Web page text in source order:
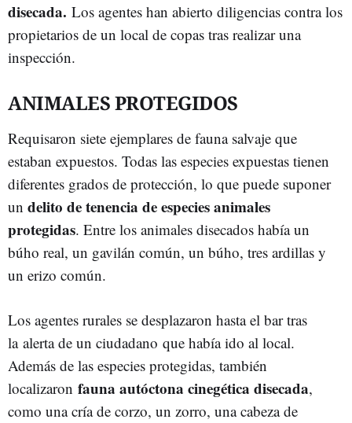
disecada. Los agentes han abierto diligencias contra los
propietarios de un local de copas tras realizar una
inspección.
ANIMALES PROTEGIDOS
Requisaron siete ejemplares de fauna salvaje que
estaban expuestos. Todas las especies expuestas tienen
diferentes grados de protección, lo que puede suponer
un delito de tenencia de especies animales
protegidas. Entre los animales disecados había un
búho real, un gavilán común, un búho, tres ardillas y
un erizo común.
Los agentes rurales se desplazaron hasta el bar tras
la alerta de un ciudadano que había ido al local.
Además de las especies protegidas, también
localizaron fauna autóctona cinegética disecada,
como una cría de corzo, un zorro, una cabeza de